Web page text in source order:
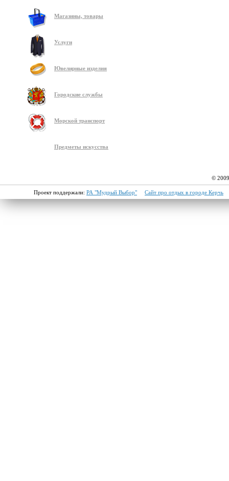
Магазины, товары
Услуги
Ювелирные изделия
Городские службы
Морской транспорт
Предметы искусства
©
Проект поддержали: РА "Мудрый Выбор" Сайт про отдых в городе Керчь